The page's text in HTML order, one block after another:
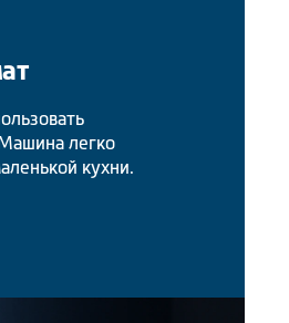
легко
кухни.